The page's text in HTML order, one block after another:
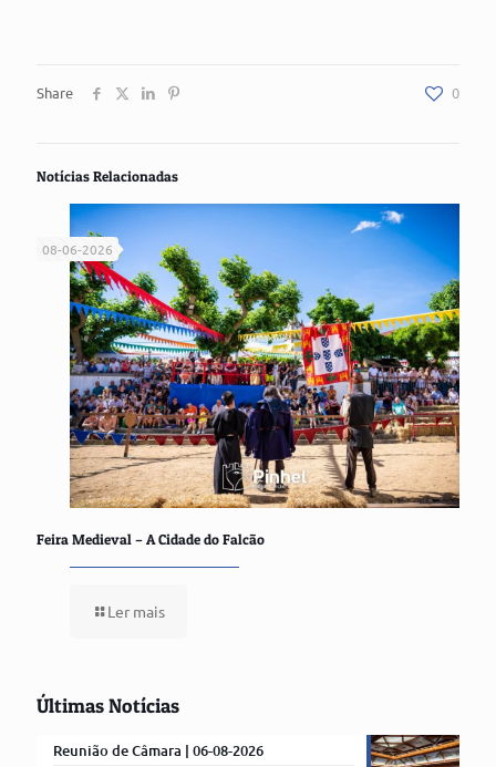
Share 0
Notícias Relacionadas
08-06-2026
Feira Medieval – A Cidade do Falcão
Ler mais
Últimas Notícias
Reunião de Câmara | 06-08-2026